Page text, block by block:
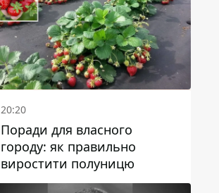
20:20
Поради для власного
городу: як правильно
виростити полуницю